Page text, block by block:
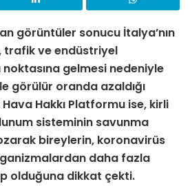
görüntüler sonucu İtalya’nın
trafik ve endüstriyel
gelmesi nedeniyle
görülür oranda azaldığı
Hava Hakkı Platformu ise, kirli
sisteminin savunma
bireylerin, koronavirüs
daha fazla
olduğuna dikkat çekti.